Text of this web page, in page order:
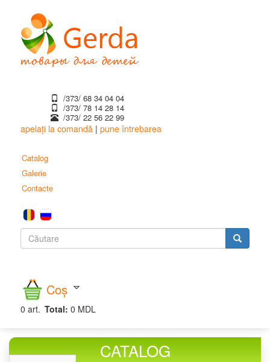
conţinutul
principal
/373/ 68 34 04 04
/373/ ‎78 14 28 14
/373/ 22 56 22 99
apelați la comandă | pune întrebarea
Catalog
Galerie
Contacte
Formular
căutare
Coș
0 art. Total: 0 MDL
CATALOG